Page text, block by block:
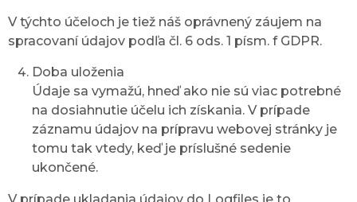
V týchto účeloch je tiež náš oprávnený záujem na
spracovaní údajov podľa čl. 6 ods. 1 písm. f GDPR.
Doba uloženia
Údaje sa vymažú, hneď ako nie sú viac potrebné
na dosiahnutie účelu ich získania. V prípade
záznamu údajov na prípravu webovej stránky je
tomu tak vtedy, keď je príslušné sedenie
ukončené.